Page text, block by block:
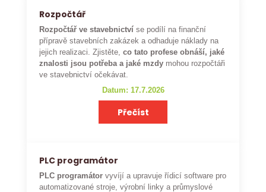
Rozpočtář
Rozpočtář ve stavebnictví se podílí na finanční
přípravě stavebních zakázek a odhaduje náklady na
jejich realizaci. Zjistěte,co tato profese obnáší, jaké
znalosti jsou potřeba a jaké mzdy mohou rozpočtáři
ve stavebnictví očekávat.
Datum: 17.7.2026
Přečíst
PLC programátor
PLC programátor vyvíjí a upravuje řídicí software pro
automatizované stroje, výrobní linky a průmyslové